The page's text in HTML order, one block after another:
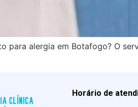
para alergia em Botafogo? O
Horário de